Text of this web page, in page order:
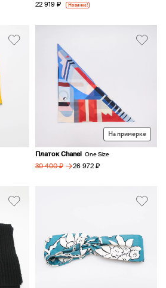
22 919 ₽ Новинка!
На примерке
Платок Chanel One Size
30 400 ₽ → 26 972 ₽